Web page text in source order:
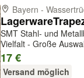
Bayern -
SMT Stahl- und
Vielfalt - Große
Einzelbleche und in
17 €
Versand möglich